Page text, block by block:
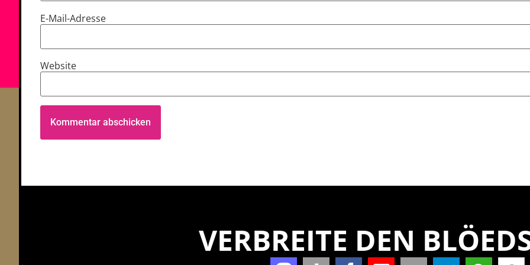
E-Mail-Adresse
Website
VERBREITE DEN